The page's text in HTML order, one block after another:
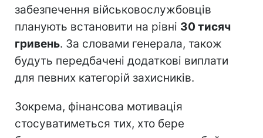
забезпечення військовослужбовців
планують встановити на рівні 30 тисяч
гривень. За словами генерала, також
будуть передбачені додаткові виплати
для певних категорій захисників.
Зокрема, фінансова мотивація
стосуватиметься тих, хто бере